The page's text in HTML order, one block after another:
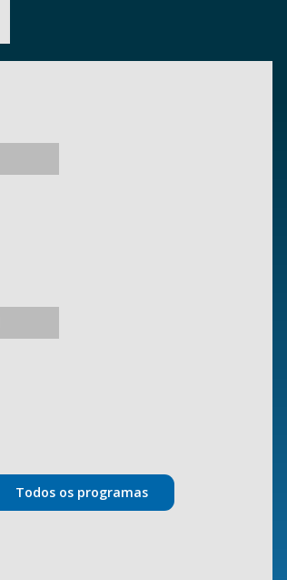
Todos os programas